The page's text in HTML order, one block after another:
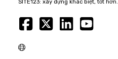
SITE123: xây dựng khác biệt, tốt hơn.